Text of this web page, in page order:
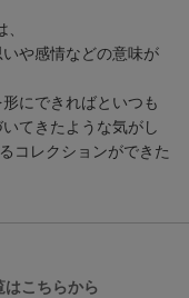
や感情などの意味が
にできればといつも
てきたような気がし
コレクションができた
はこちらから